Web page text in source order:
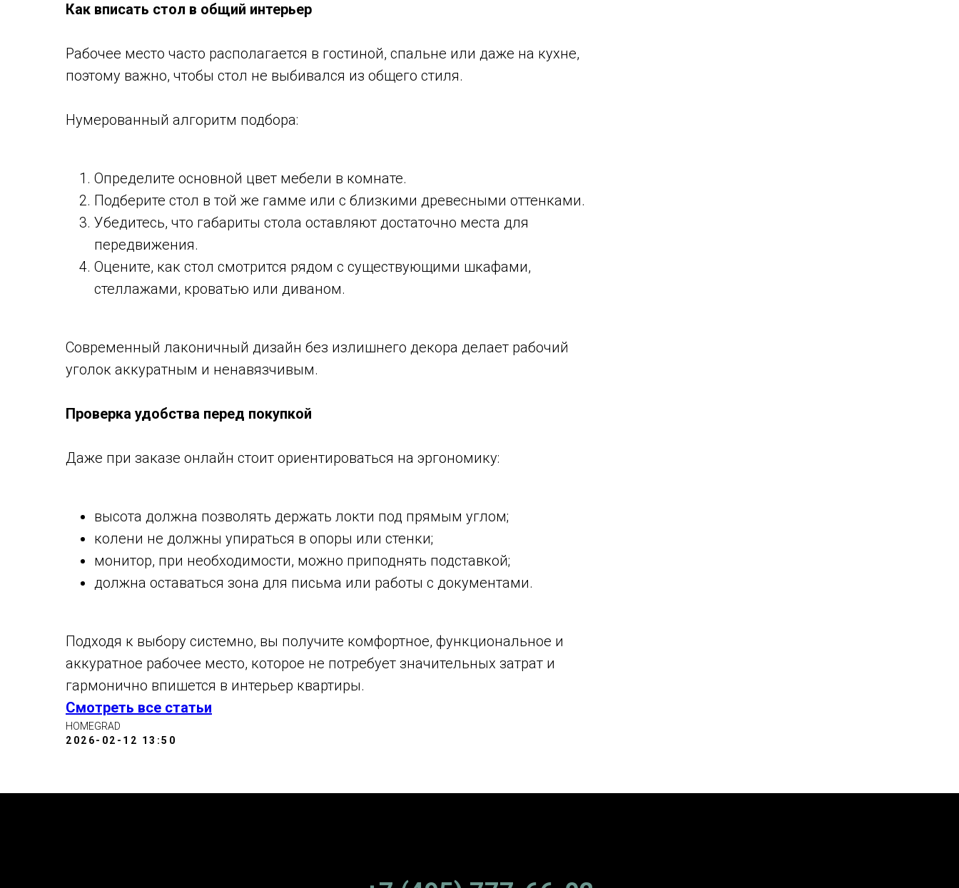
Как вписать стол в общий интерьер
Рабочее место часто располагается в гостиной, спальне или даже на кухне,
поэтому важно, чтобы стол не выбивался из общего стиля.
Нумерованный алгоритм подбора:
Определите основной цвет мебели в комнате.
Подберите стол в той же гамме или с близкими древесными оттенками.
Убедитесь, что габариты стола оставляют достаточно места для
передвижения.
Оцените, как стол смотрится рядом с существующими шкафами,
стеллажами, кроватью или диваном.
Современный лаконичный дизайн без излишнего декора делает рабочий
уголок аккуратным и ненавязчивым.
Проверка удобства перед покупкой
Даже при заказе онлайн стоит ориентироваться на эргономику:
высота должна позволять держать локти под прямым углом;
колени не должны упираться в опоры или стенки;
монитор, при необходимости, можно приподнять подставкой;
должна оставаться зона для письма или работы с документами.
Подходя к выбору системно, вы получите комфортное, функциональное и
аккуратное рабочее место, которое не потребует значительных затрат и
гармонично впишется в интерьер квартиры.
Смотреть все статьи
HOMEGRAD
2026-02-12 13:50